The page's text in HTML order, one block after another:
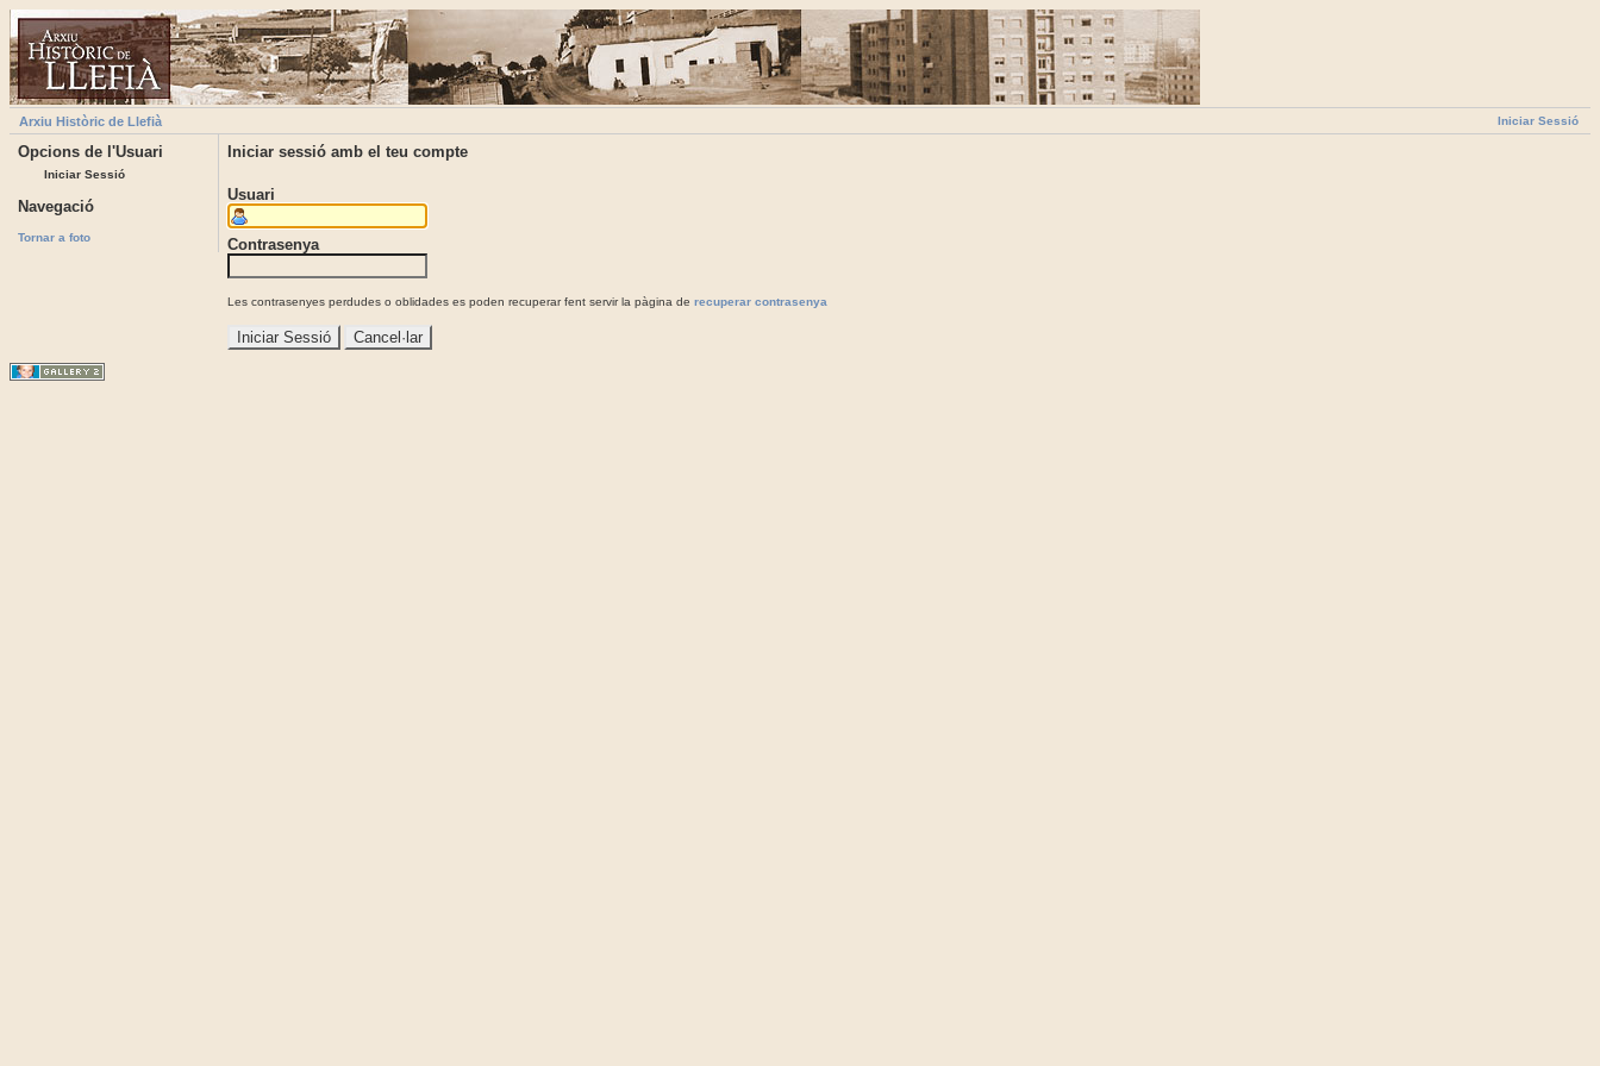
Iniciar Sessió
Arxiu Històric de Llefià
Opcions de l'Usuari
Iniciar Sessió
Navegació
Tornar a foto
Iniciar sessió amb el teu compte
Usuari
Contrasenya
Les contrasenyes perdudes o oblidades es poden recuperar fent servir la pàgina de recuperar contrasenya